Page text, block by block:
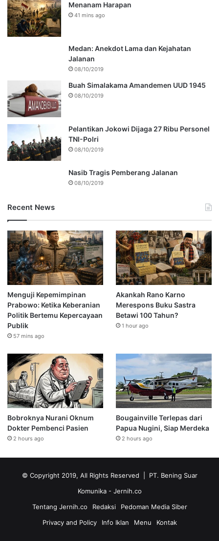
Menanam Harapan
41 mins ago
Medan: Anekdot Lama dan Kejahatan
Jalanan
08/10/2019
Buah Simalakama Amandemen UUD 1945
08/10/2019
Pelantikan Jokowi Dijaga 27 Ribu Personel
TNI-Polri
08/10/2019
Nasib Tragis Pemberang Jalanan
08/10/2019
Recent News
Menguji Kepemimpinan
Prabowo: Ketika Keberanian
Politik Bertemu Kepercayaan
Publik
57 mins ago
Akankah Rano Karno
Merespons Buku Sastra
Betawi 100 Tahun?
1 hour ago
Bobroknya Nurani Oknum
Dokter Pembenci Pasien
2 hours ago
Bougainville Terlepas dari
Papua Nugini, Siap Merdeka
2 hours ago
© Copyright 2019, All Rights Reserved | PT. Bening Suar
Komunika - Jernih.co
Tentang Jernih.co
Redaksi
Pedoman Media Siber
Privacy and Policy
Info Iklan Menu Kontak